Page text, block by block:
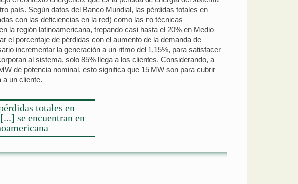
país. Según datos del Banco Mundial, las pérdidas totales en
con las deficiencias en la red) como las no técnicas
la región latinoamericana, trepando casi hasta el 20% en Medio
el porcentaje de pérdidas con el aumento de la demanda de
incrementar la generación a un ritmo del 1,15%, para satisfacer
al sistema, solo 85% llega a los clientes. Considerando, a
de potencia nominal, esto significa que 15 MW son para cubrir
a un cliente.
totales en
se encuentran en